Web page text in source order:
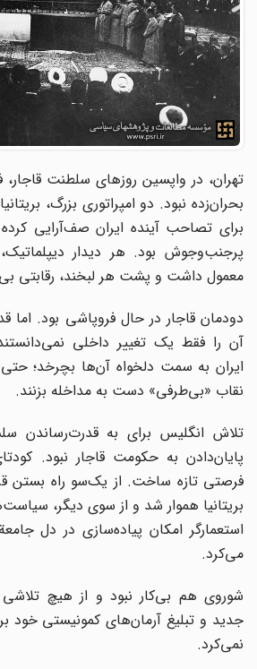
تهران، در واپسین روزهای سلطنت
بحران‌زده نبود. دو امپراتوری بزرگ،
برای تصاحب آینده ایران صف‌آرایی کرده
پرجنب‌وجوش بود. هر دیدار دیپلماتیک،
معمول داشت و پشت هر لبخند، رقابتی
دودمان قاجار در حال فروپاشی بود. اما
آن را فقط یک تغییر داخلی
ایران به سمت دلخواه آن‌ها بچرخد؛ حتی
نقاب «بی‌طرفی» دست به مداخله بزنند.
تلاش انگلیس برای به قدرت‌رساندن
پایان‌دادن به حکومت قاجار نبود.
فرصتی تازه ساخت. از یک‌سو راه بستن
بریتانیا هموار شد و از سوی دیگر،
استعمارگر امکان پیاده‌سازی در دل جامعة
می‌کرد.
شوروی هم بی‌کار نبود و از هیچ تلاشی
جدید و تبلیغ آرمان‌های کمونیستی خود بر
نمی‌کرد.